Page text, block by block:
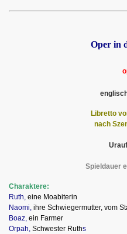
Oper in
Libretto
nach
Spieldauer
Charaktere:
Ruth, eine Moabiterin
Naomi, ihre Schwiegermutter, vom
Boaz, ein Farmer
Orpah, Schwester Ruths